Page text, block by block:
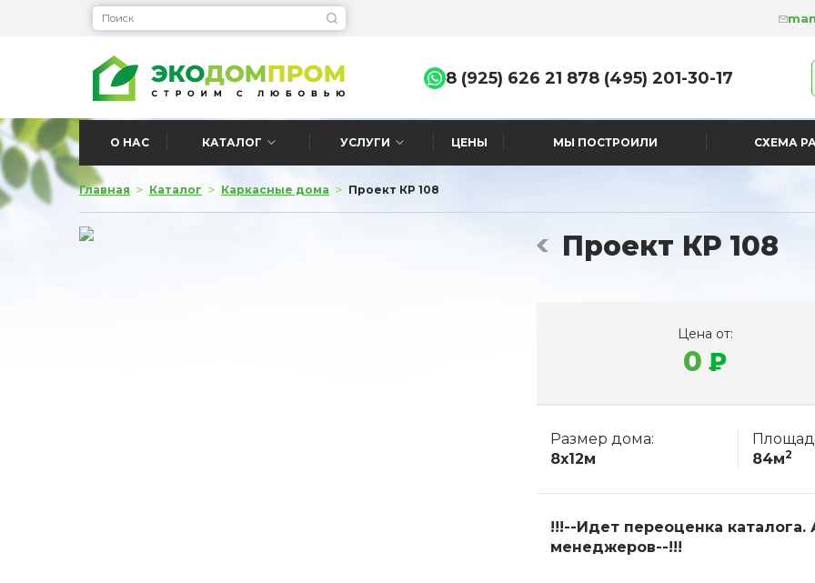
8 (495) 201-30-17
8 (925) 626 21 87
О НАС КАТАЛОГ УСЛУГИ ЦЕНЫ МЫ ПОСТРОИЛИ СХЕМА
Главная > Каталог > Каркасные дома > Проект КР 108
Проект КР 108
Цена от:
0
Размер дома:
8x12м
84м2
!!!--Идет переоценка
менеджеров--!!!